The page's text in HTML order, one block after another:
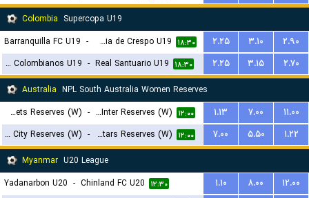
Colombia Supercopa U19
Barranquilla FC U19 - Academia de Crespo U19 ۱۸:۳۰ ۲.۲۵ ۳.۱۰
۲.۹۰
Sellos Colombianos U19
- Real Santuario U19 ۱۸:۳۰ ۲.۲۵ ۳.۱۵
۲.۷۰
Australia NPL South Australia Women Reserves
Adelaide Comets Reserves (W)
- Salisbury Inter Reserves (W) ۱۲:۰۰ ۱.۱۳ ۷.۰۰
۱۱.۰۰
Campbelltown City Reserves (W)
- MetroStars Reserves (W) ۱۲:۰۰ ۷.۰۰ ۵.۵۰
۱.۲۲
Myanmar U20 League
Yadanarbon U20 - Chinland FC U20 ۱۲:۳۰ ۱.۱۰ ۸.۰۰
۱۲.۰۰